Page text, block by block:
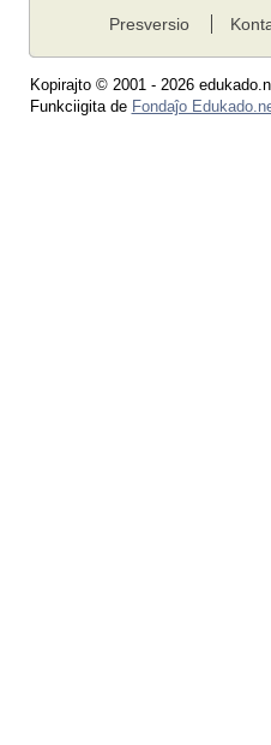
Presversio
Kopirajto © 2001 - 2026
Funkciigita de Fondaĵo